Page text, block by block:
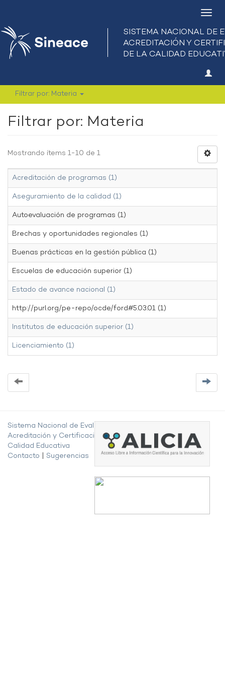
Filtrar por: Materia
Filtrar por: Materia
Mostrando ítems 1-10 de 1
Acreditación de programas (1)
Aseguramiento de la calidad (1)
Autoevaluación de programas (1)
Brechas y oportunidades regionales (1)
Buenas prácticas en la gestión pública (1)
Escuelas de educación superior (1)
Estado de avance nacional (1)
http://purl.org/pe-repo/ocde/ford#5.03.01 (1)
Institutos de educación superior (1)
Licenciamiento (1)
Sistema Nacional de Evaluación,
Acreditación y Certificación de la
Calidad Educativa
Contacto
Sugerencias